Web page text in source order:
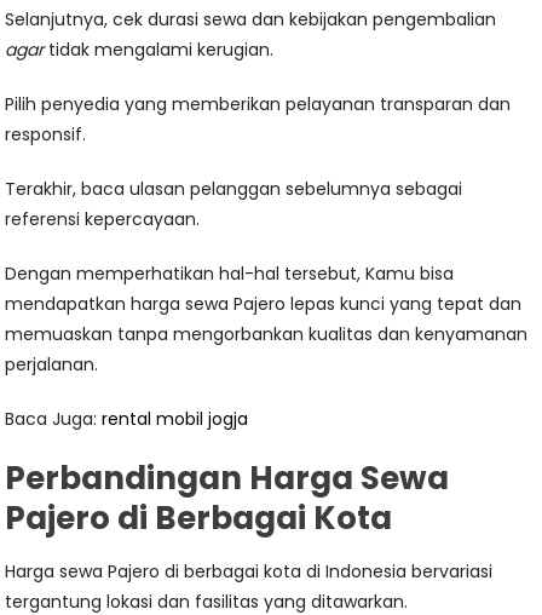
Selanjutnya, cek durasi sewa dan kebijakan pengembalian
agartidak mengalami kerugian.
Pilih penyedia yang memberikan pelayanan transparan dan
responsif.
Terakhir, baca ulasan pelanggan sebelumnya sebagai
referensi kepercayaan.
Dengan memperhatikan hal-hal tersebut, Kamu bisa
mendapatkan harga sewa Pajero lepas kunci yang tepat dan
memuaskan tanpa mengorbankan kualitas dan kenyamanan
perjalanan.
Baca Juga:rental mobil jogja
Perbandingan Harga Sewa
Pajero di Berbagai Kota
Harga sewa Pajero di berbagai kota di Indonesia bervariasi
tergantung lokasi dan fasilitas yang ditawarkan.